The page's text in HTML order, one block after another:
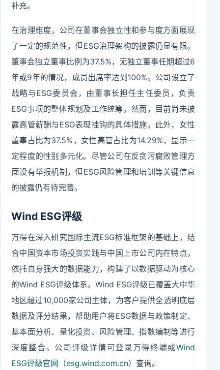
补充。
在治理维度，公司在董事会独立性和参与度方面展现
了一定的规范性，但ESG治理架构的披露仍显有限。
董事会独立董事比例为37.5%，无独立董事任期超过6
年或9年的情况，成员出席率达到100%。公司设立了
战略与ESG委员会，由董事长担任主任委员，负责
ESG事项的整体规划及工作统筹。然而，目前尚未披
露高管薪酬与ESG表现挂钩的具体措施。此外，女性
董事占比为37.5%，女性高管占比为14.29%，显示一
定程度的性别多元化。尽管公司在反贪污腐败管理方
面设有举报机制，但ESG风险管理和培训等关键信息
的披露仍有待完善。
Wind ESG评级
万得在深入研究国际主流ESG标准框架的基础上，结
合中国资本市场投资实践与中国上市公司内在特点，
依托自身强大的数据能力，构建了以数据驱动为核心
的Wind ESG评级体系。Wind ESG评级已覆盖大中华
地区超过10,000家公司主体，为客户提供全透明底层
数据及评分结果，帮助用户将ESG数据与政策制定、
基本面分析、量化投资、风险管理、指数编制等进行
深度整合。公司评级详情可登录万得终端或Wind
ESG评级官网（esg.wind.com.cn） 查询。